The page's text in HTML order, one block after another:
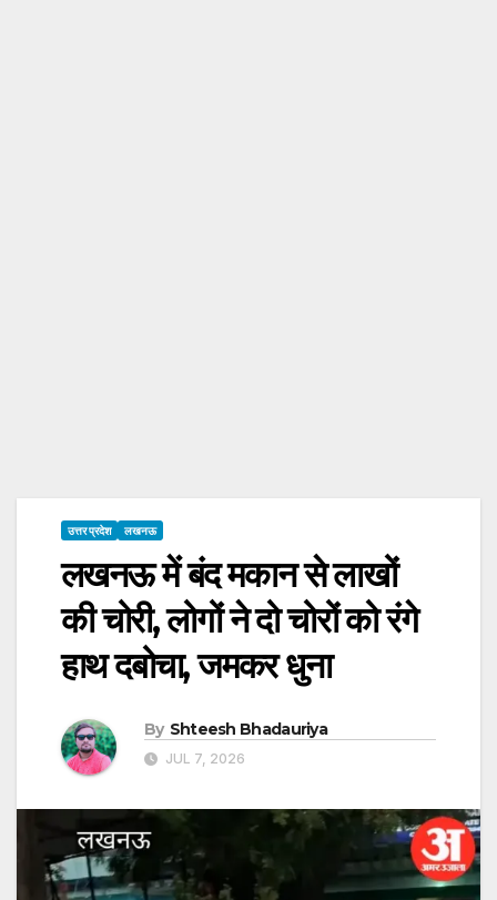
उत्तर प्रदेश लखनऊ
लखनऊ में बंद मकान से लाखों
की चोरी, लोगों ने दो चोरों को रंगे
हाथ दबोचा, जमकर धुना
By Shteesh Bhadauriya
JUL 7, 2026